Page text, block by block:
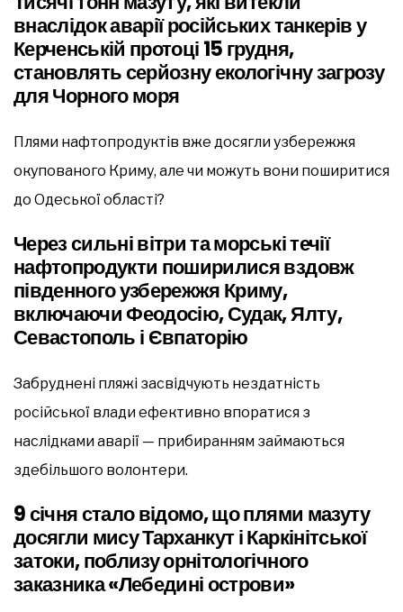
внаслідок аварії російських танкерів у
Керченській протоці 15 грудня,
становлять серйозну екологічну загрозу
для Чорного моря
Плями нафтопродуктів вже досягли узбережжя
окупованого Криму, але чи можуть вони поширитися
до Одеської області?
Через сильні вітри та морські течії
нафтопродукти поширилися вздовж
південного узбережжя Криму,
включаючи Феодосію, Судак, Ялту,
Севастополь і Євпаторію
Забруднені пляжі засвідчують нездатність
російської влади ефективно впоратися з
наслідками аварії — прибиранням займаються
здебільшого волонтери.
9 січня стало відомо, що плями мазуту
досягли мису Тарханкут і Каркінітської
затоки, поблизу орнітологічного
заказника «Лебедині острови»